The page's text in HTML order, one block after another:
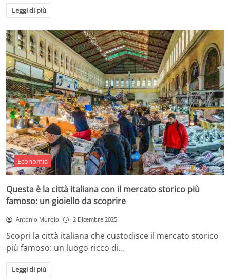
Leggi di più
Economia
Questa è la città italiana con il mercato storico più
famoso: un gioiello da scoprire
Antonio Murolo 2 Dicembre 2025
Scopri la città italiana che custodisce il mercato storico
più famoso: un luogo ricco di…
Leggi di più